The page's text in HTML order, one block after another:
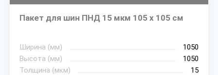
Пакет для шин ПНД 15 мкм 105 х 105 см
Ширина (мм)
1050
Высота (мм)
1050
Толщина (мкм)
15